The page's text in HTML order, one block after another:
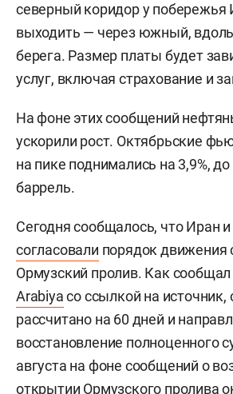
северный коридор у побережья
выходить — через южный,
берега. Размер платы будет
услуг, включая страхование и
На фоне этих сообщений
ускорили рост. Октябрьские
на пике поднимались на 3,9%, до
баррель.
Сегодня сообщалось, что Иран
согласовали порядок движения
Ормузский пролив. Как сообщал
Arabiyaсо ссылкой на источник,
рассчитано на 60 дней и
восстановление полноценного
августа на фоне сообщений о
открытии Ормузского пролива